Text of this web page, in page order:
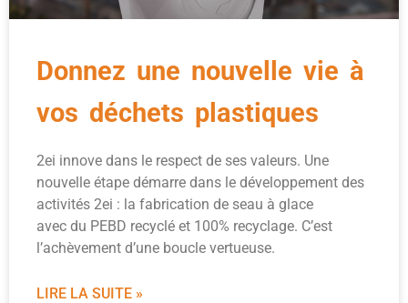
Donnez une nouvelle vie à
vos déchets plastiques
2ei innove dans le respect de ses valeurs. Une
nouvelle étape démarre dans le développement des
activités 2ei : la fabrication de seau à glace
avec du PEBD recyclé et 100% recyclage. C’est
l’achèvement d’une boucle vertueuse.
LIRE LA SUITE »